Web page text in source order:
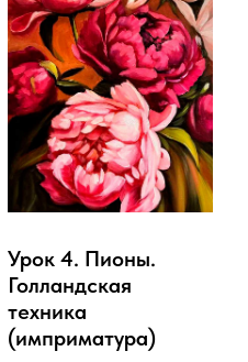
Урок 4. Пионы.
Голландская
техника
(имприматура)